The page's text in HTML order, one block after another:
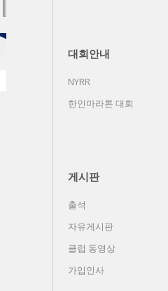
대회안내
NYRR
한인마라톤 대회
게시판
출석
자유게시판
클럽 동영상
가입인사